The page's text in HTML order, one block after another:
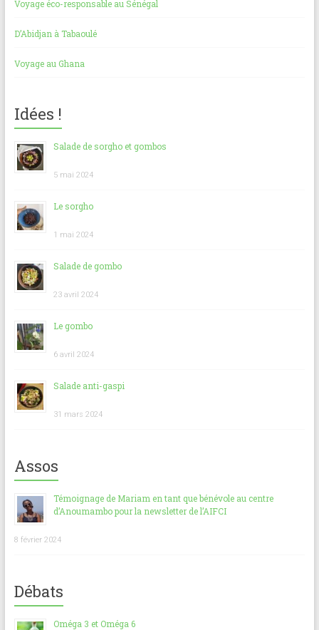
Voyage éco-responsable au Sénégal
D’Abidjan à Tabaoulé
Voyage au Ghana
Idées !
Salade de sorgho et gombos
5 mai 2024
Le sorgho
1 mai 2024
Salade de gombo
23 avril 2024
Le gombo
6 avril 2024
Salade anti-gaspi
31 mars 2024
Assos
Témoignage de Mariam en tant que bénévole au centre
d’Anoumambo pour la newsletter de l’AIFCI
8 février 2024
Débats
Oméga 3 et Oméga 6